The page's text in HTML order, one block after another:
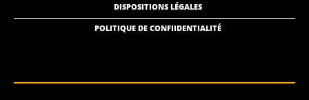
DISPOSITIONS LÉGALES
POLITIQUE DE CONFIIDENTIALITÉ